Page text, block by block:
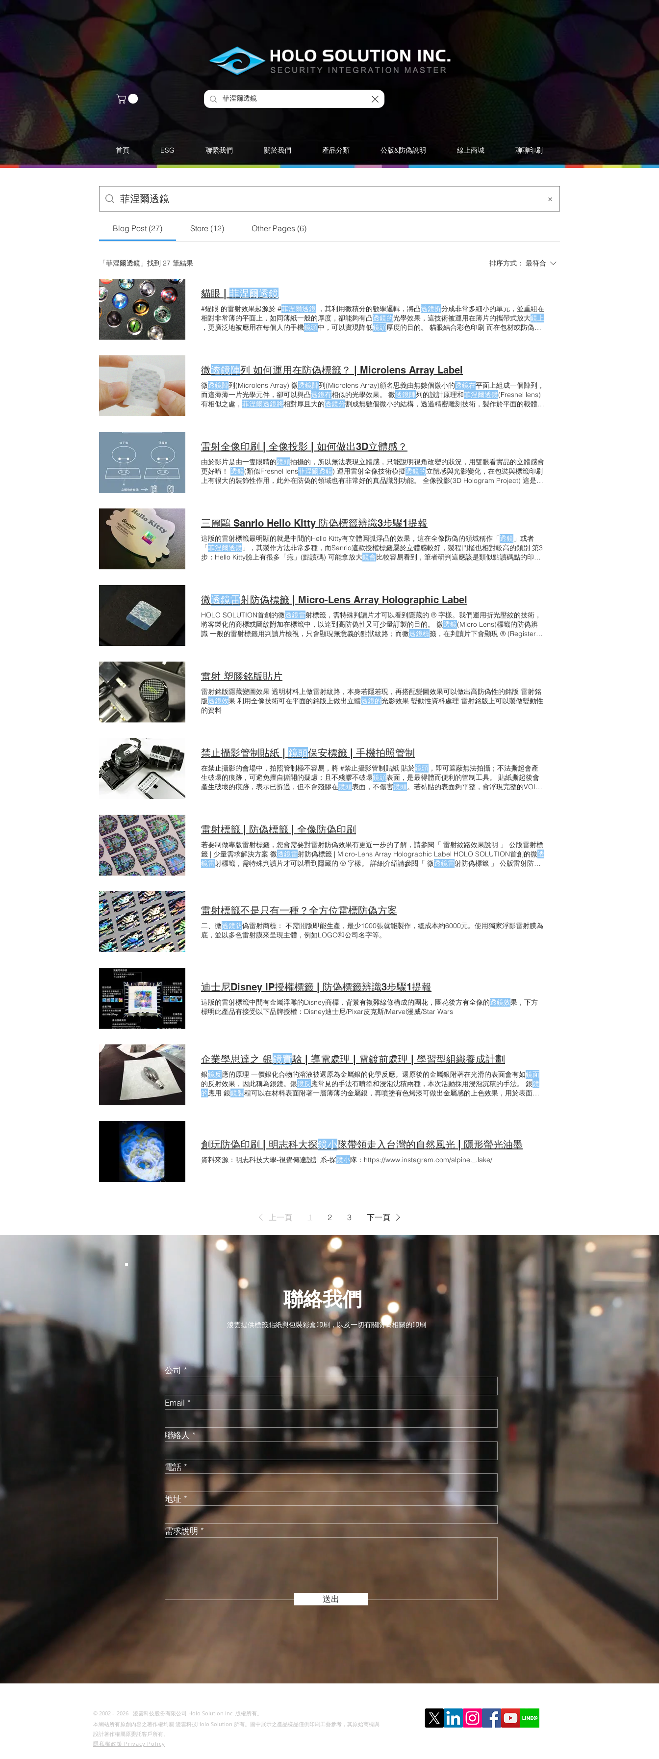
首頁 ESG 聯繫我們 關於我們 產品分類 公版&防偽說明 線上商城 聊聊印刷
Blog Post (27) Store (12) Other Pages (6)
「菲涅爾透鏡」找到 27 筆結果 排序方式： 最符合
貓眼 | 菲涅爾透鏡
#貓眼 的雷射效果起源於 #菲涅爾透鏡 ，其利用微積分的數學邏輯，將凸透鏡拆分成非常多細小的單元，並重組在
相對非常薄的平面上，如同薄紙一般的厚度，卻能夠有凸透鏡的光學效果，這技術被運用在薄片的攜帶式放大鏡上
，更廣泛地被應用在每個人的手機鏡頭中，可以實現降低鏡頭厚度的目的。 貓眼結合彩色印刷 而在包材或防偽標
微透鏡陣列 如何運用在防偽標籤？ | Microlens Array Label
微透鏡陣列(Microlens Array) 微透鏡陣列(Microlens Array)顧名思義由無數個微小的透鏡在平面上組成一個陣列，
而這薄薄一片光學元件，卻可以與凸透鏡有相似的光學效果。 微透鏡陣列的設計原理和菲涅爾透鏡(Fresnel lens)
有相似之處， 菲涅爾透鏡將相對厚且大的透鏡分割成無數個微小的結構，透過精密雕刻技術，製作於平面的載體
夾角會影響放大的比例。另一方面，放大的影像會隨著觀看視角而移動，放大比例愈大時，移動的幅度愈大。 #微
透鏡陣列 #Microlens #Lenticular #菲涅爾透鏡#Fresnel #微透鏡雷標 #裸視3D
雷射全像印刷 | 全像投影 | 如何做出3D立體感？
由於影片是由一隻眼睛的鏡頭拍攝的，所以無法表現立體感，只能說明視角改變的狀況，用雙眼看實品的立體感會
更好唷！ 透鏡(類似Fresnel lens菲涅爾透鏡) 運用雷射全像技術模擬透鏡的立體感與光影變化，在包裝與標籤印刷
上有很大的裝飾性作用，此外在防偽的領域也有非常好的真品識別功能。 全像投影(3D Hologram Project) 這是一
三麗鷗 Sanrio Hello Kitty 防偽標籤辨識3步驟1提報
這版的雷射標籤最明顯的就是中間的Hello Kitty有立體圓弧浮凸的效果，這在全像防偽的領域稱作「透鏡 」或者
「菲涅爾透鏡 」，其製作方法非常多種，而Sanrio這款授權標籤屬於立體感較好，製程門檻也相對較高的類別 第3
步：Hello Kitty臉上有很多「痣」(點讀碼) 可能拿放大鏡會比較容易看到，筆者研判這應該是類似點讀碼點的印
微透鏡雷射防偽標籤 | Micro-Lens Array Holographic Label
HOLO SOLUTION首創的微透鏡雷射標籤，需特殊判讀片才可以看到隱藏的 ® 字樣。我們運用折光壓紋的技術，
將客製化的商標或圖紋附加在標籤中，以達到高防偽性又可少量訂製的目的。 微透鏡(Micro Lens)標籤的防偽辨
識 一般的雷射標籤用判讀片檢視，只會顯現無意義的點狀紋路；而微透鏡標籤，在判讀片下會顯現 ® (Registered
小：英文字型建議Arial大寫-尺寸可小至1.8pt(0.5mm)，但建議5pt以上肉眼才容易識別，中文字型建議台北黑體
5pt(1.6mm)，源雲明體6pt(2.0mm)以上 預留空間：微
雷射 塑膠銘版貼片
雷射銘版隱藏變圖效果 透明材料上做雷射紋路，本身若隱若現，再搭配變圖效果可以做出高防偽性的銘版 雷射銘
版透鏡效果 利用全像技術可在平面的銘版上做出立體透鏡的光影效果 變動性資料處理 雷射銘版上可以製做變動性
的資料
禁止攝影管制貼紙 | 鏡頭保安標籤 | 手機拍照管制
在禁止攝影的會場中，拍照管制極不容易，將 #禁止攝影管制貼紙 貼於鏡頭 ，即可遮蔽無法拍攝；不法撕起會產
生破壞的痕跡，可避免擅自撕開的疑慮；且不殘膠不破壞鏡頭表面，是最得體而便利的管制工具。 貼紙撕起後會
產生破壞的痕跡，表示已拆過，但不會殘膠在鏡頭表面，不傷害鏡頭。若黏貼的表面夠平整，會浮現完整的VOID
處理，破壞痕跡容易較不明顯，加長型的好處是會覆蓋到
更高。另一方面是加長型可以用於較大的數位或傳統相機
雷射標籤 | 防偽標籤 | 全像防偽印刷
若要制做專版雷射標籤，您會需要對雷射防偽效果有更近一步的了解，請參閱「 雷射紋路效果說明 」 公版雷射標
籤 | 少量需求解決方案 微透鏡雷射防偽標籤 | Micro-Lens Array Holographic Label HOLO SOLUTION首創的微透
鏡雷射標籤，需特殊判讀片才可以看到隱藏的 ® 字樣。 詳細介紹請參閱「 微透鏡雷射防偽標籤 」 公版雷射防偽
雷射標籤不是只有一種？全方位雷標防偽方案
二、微透鏡防偽雷射商標： 不需開版即能生產，最少1000張就能製作，總成本約6000元。使用獨家浮影雷射膜為
底，並以多色雷射膜來呈現主體，例如LOGO和公司名字等。
迪士尼Disney IP授權標籤 | 防偽標籤辨識3步驟1提報
這版的雷射標籤中間有金屬浮雕的Disney商標，背景有複雜線條構成的團花，團花後方有全像的透鏡效果，下方
標明此產品有接受以下品牌授權：Disney迪士尼/Pixar皮克斯/Marvel漫威/Star Wars
企業學思達之 銀鏡實驗 | 導電處理 | 電鍍前處理 | 學習型組織養成計劃
銀鏡反 應的原理 一價銀化合物的溶液被還原為金屬銀的化學反應。還原後的金屬銀附著在光滑的表面會有如鏡面
的反射效果，因此稱為銀鏡。銀鏡反 應常見的手法有噴塗和浸泡沈積兩種，本次活動採用浸泡沉積的手法。 銀鏡
的應用 銀鏡製程可以在材料表面附著一層薄薄的金屬銀，再噴塗有色烤漆可做出金屬感的上色效果，用於表面塗
彩色印刷的，銀鏡後 感覺好像毛胚為烤漆的狀況。
創玩防偽印刷 | 明志科大探鏡小隊帶領走入台灣的自然風光 | 隱形螢光油墨
資料來源：明志科技大學-視覺傳達設計系-探鏡小隊：https://www.instagram.com/alpine._.lake/
上一頁 1 2 3 下一頁
聯絡我們
淩雲提供標籤貼紙與包裝彩盒印刷，以及一切有關防偽相關的印刷
公司
Email
聯絡人
電話
地址
需求說明
送出
© 2002 - 2026 淩雲科技股份有限公司 Holo Solution Inc. 版權所有。
本網站所有原創內容之著作權均屬 淩雲科技Holo Solution 所有。圖中展示之產品樣品僅供印刷工藝參考，其原始商標與
設計著作權屬原委託客戶所有。
隱私權政策 Privacy Policy